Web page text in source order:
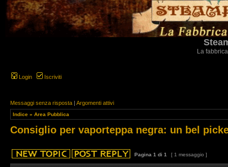
La
Login Iscriviti
Messaggi senza risposta | Argomenti attivi
Indice » Area Pubblica
Consiglio per vaporteppa negra: un bel
Pagina 1 di 1 [ 1 messaggio ]